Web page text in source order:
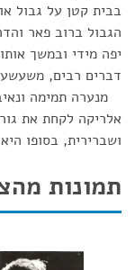
בבית קטן על גבול
הגבול ברוב פאר
יפה מידי ובמשך
דברים רבים,
מנערה תמימה
אלריקה לקחת את
ושברירית, בסופו
תמונות